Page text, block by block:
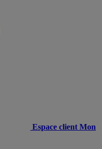
Espace client Mon